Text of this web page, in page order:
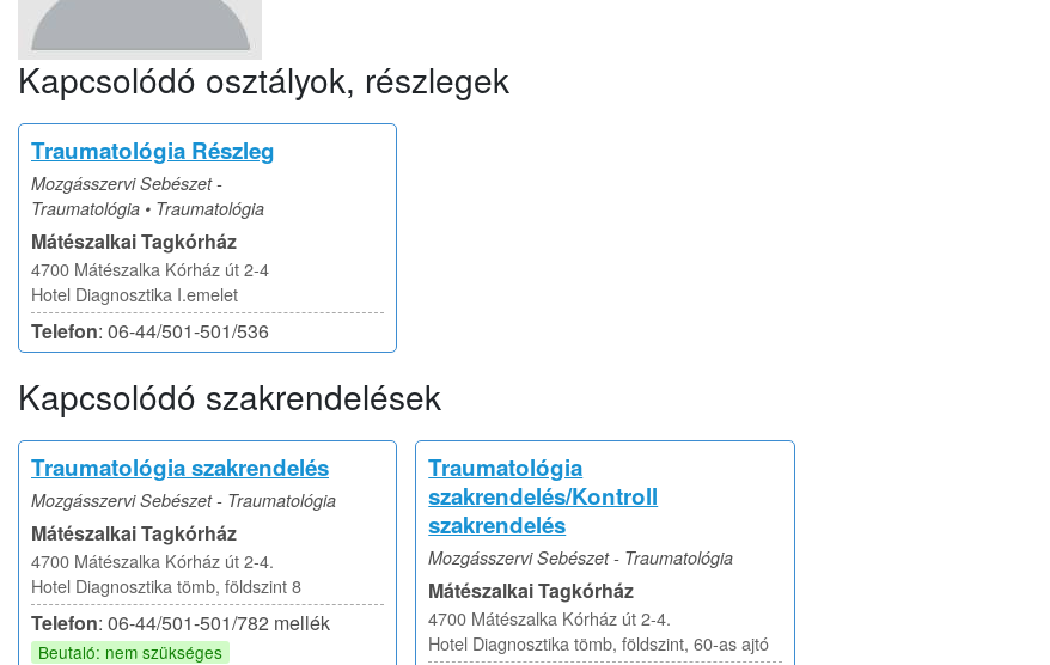
Kapcsolódó osztályok, részlegek
Traumatológia Részleg
Mozgásszervi Sebészet -
Traumatológia • Traumatológia
Mátészalkai Tagkórház
4700 Mátészalka Kórház út 2-4
Hotel Diagnosztika I.emelet
Telefon: 06-44/501-501/536
Kapcsolódó szakrendelések
Traumatológia szakrendelés
Mozgásszervi Sebészet - Traumatológia
Mátészalkai Tagkórház
4700 Mátészalka Kórház út 2-4.
Hotel Diagnosztika tömb, földszint 8
Telefon: 06-44/501-501/782 mellék
Beutaló: nem szükséges
Traumatológia
szakrendelés/Kontroll
szakrendelés
Mozgásszervi Sebészet - Traumatológia
Mátészalkai Tagkórház
4700 Mátészalka Kórház út 2-4.
Hotel Diagnosztika tömb, földszint, 60-as ajtó